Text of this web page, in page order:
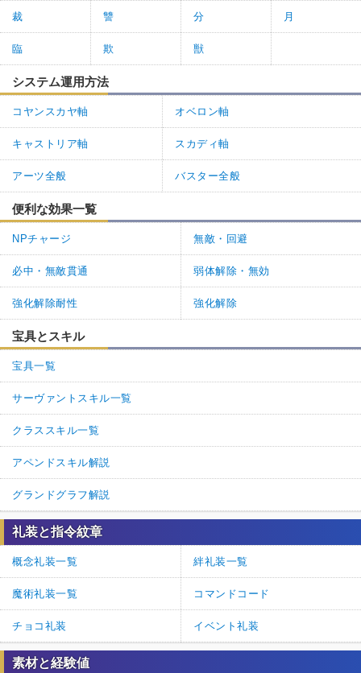
裁 讐 分 月
臨 欺 獣
システム運用方法
コヤンスカヤ軸 オベロン軸
キャストリア軸 スカディ軸
アーツ全般 バスター全般
便利な効果一覧
NPチャージ 無敵・回避
必中・無敵貫通 弱体解除・無効
強化解除耐性 強化解除
宝具とスキル
宝具一覧
サーヴァントスキル一覧
クラススキル一覧
アペンドスキル解説
グランドグラフ解説
礼装と指令紋章
概念礼装一覧 絆礼装一覧
魔術礼装一覧 コマンドコード
チョコ礼装 イベント礼装
素材と経験値